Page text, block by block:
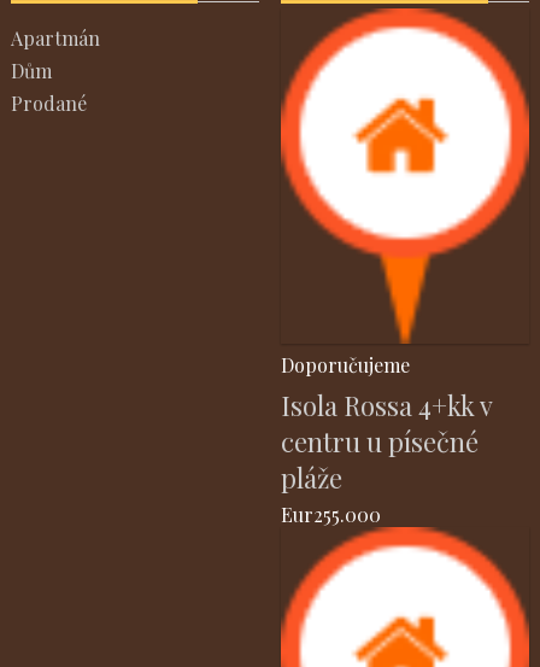
Apartmán
Dům
Prodané
Doporučujeme
Isola Rossa 4+kk v
centru u písečné
pláže
Eur255.000